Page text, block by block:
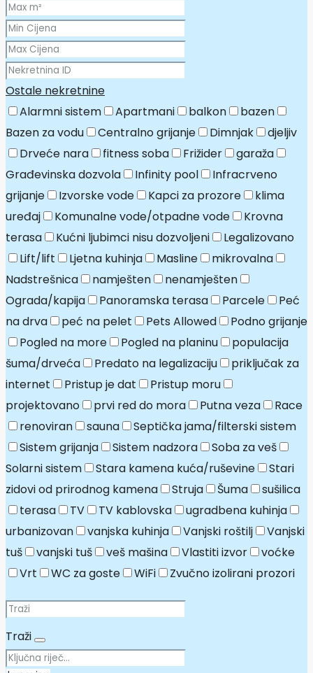
Ostale nekretnine
Alarmni sistem
Apartmani balkon
bazen
Bazen za vodu
Centralno grijanje Dimnjak
djeljiv
Drveće nara
fitness soba Frižider
garaža
Građevinska dozvola
Infinity pool
Infracrveno
grijanje
Izvorske vode Kapci za prozore
klima
uređaj
Komunalne vode/otpadne vode
Krovna
terasa
Kućni ljubimci nisu dozvoljeni
Legalizovano
Lift/lift
Ljetna kuhinja Masline
mikrovalna
Nadstrešnica
namješten
nenamješten
Ograda/kapija
Panoramska terasa Parcele
Peć
na drva
peć na pelet Pets Allowed
Podno grijanje
Pogled na more
Pogled na planinu
populacija
šuma/drveća
Predato na legalizaciju
priključak za
internet
Pristup je dat
Pristup moru
projektovano
prvi red do mora Putna veza
Race
renoviran
sauna
Septička jama/filterski sistem
Sistem grijanja
Sistem nadzora
Soba za veš
Solarni sistem
Stara kamena kuća/ruševine
Stari
zidovi od prirodnog kamena
Struja Šuma
sušilica
terasa
TV TV kablovska
ugradbena kuhinja
urbanizovan
vanjska kuhinja Vanjski roštilj
Vanjski
tuš
vanjski tuš veš mašina Vlastiti izvor
voćke
Vrt
WC za goste WiFi Zvučno izolirani prozori
Traži